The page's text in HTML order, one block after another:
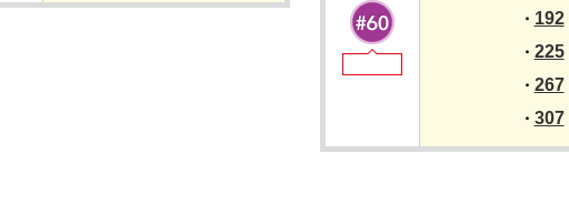
・ 192
・ 225
・ 267
・ 307